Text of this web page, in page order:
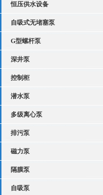
恒压供水设备
自吸式无堵塞泵
G型螺杆泵
深井泵
控制柜
潜水泵
多级离心泵
排污泵
磁力泵
隔膜泵
自吸泵